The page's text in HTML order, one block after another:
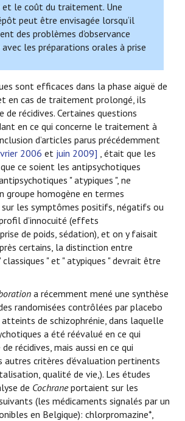
et le coût du traitement. Une
peut être envisagée lorsqu‘il
des problèmes d’observance
les préparations orales à prise
sont efficaces dans la phase aiguë de
en cas de traitement prolongé, ils
de récidives. Certaines questions
en ce qui concerne le traitement à
d’articles parus précédemment
2006 et juin 2009] , était que les
ce soient les antipsychotiques
" atypiques ", ne
groupe homogène en termes
les symptômes positifs, négatifs ou
d’innocuité (effets
de poids, sédation), et on y faisait
certains, la distinction entre
" et " atypiques " devrait être
a récemment mené une synthèse
randomisées contrôlées par placebo
de schizophrénie, dans laquelle
a été réévalué en ce qui
récidives, mais aussi en ce qui
autres critères d’évaluation pertinents
qualité de vie,). Les études
de Cochraneportaient sur les
(les médicaments signalés par un
en Belgique): chlorpromazine*,